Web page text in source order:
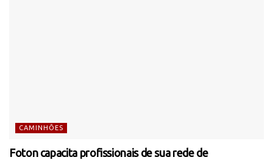
CAMINHÕES
Foton capacita profissionais de sua rede de